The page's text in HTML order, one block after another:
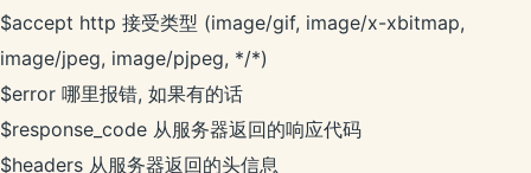
$accept http 接受类型 (image/gif, image/x-xbitmap,
image/jpeg, image/pjpeg, */*)
$error 哪里报错, 如果有的话
$response_code 从服务器返回的响应代码
$headers 从服务器返回的头信息